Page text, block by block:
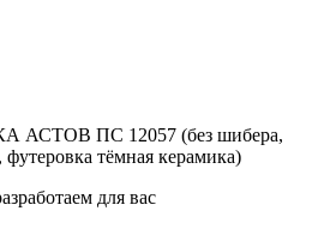
ПС 12057 (без шибера,
футеровка тёмная керамика)
для вас